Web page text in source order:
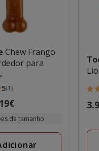
Chew Frango
para
5(1)
de tamanho
5
1